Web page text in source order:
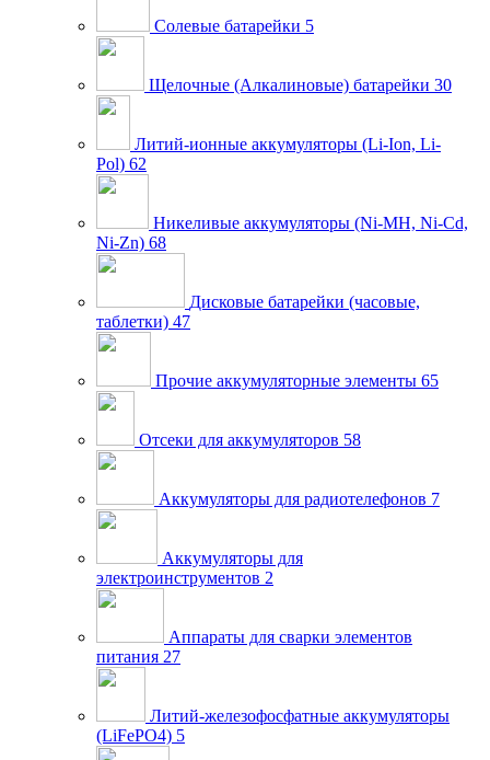
Солевые батарейки 5
Щелочные (Алкалиновые) батарейки 30
Литий-ионные аккумуляторы (Li-Ion, Li-
Pol) 62
Никеливые аккумуляторы (Ni-MH, Ni-Cd,
Ni-Zn) 68
Дисковые батарейки (часовые,
таблетки) 47
Прочие аккумуляторные элементы 65
Отсеки для аккумуляторов 58
Аккумуляторы для радиотелефонов 7
Аккумуляторы для
электроинструментов 2
Аппараты для сварки элементов
питания 27
Литий-железофосфатные аккумуляторы
(LiFePO4) 5